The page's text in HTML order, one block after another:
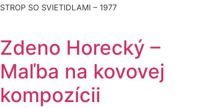
STROP SO SVIETIDLAMI – 1977
Zdeno Horecký –
Maľba na kovovej
kompozícii